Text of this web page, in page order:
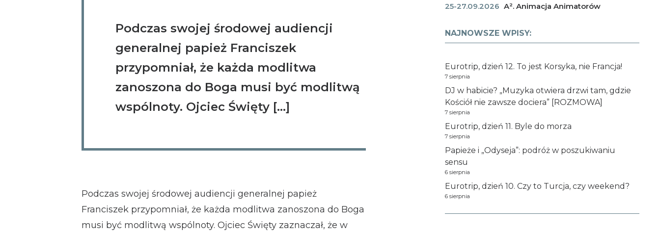
Podczas swojej środowej audiencji
generalnej papież Franciszek
przypomniał, że każda modlitwa
zanoszona do Boga musi być modlitwą
wspólnoty. Ojciec Święty […]
Podczas swojej środowej audiencji generalnej papież
Franciszek przypomniał, że każda modlitwa zanoszona do Boga
musi być modlitwą wspólnoty. Ojciec Święty zaznaczał, że w
25-27.09.2026 A². Animacja Animatorów
NAJNOWSZE WPISY:
Eurotrip, dzień 12. To jest Korsyka, nie Francja!
7 sierpnia
DJ w habicie? „Muzyka otwiera drzwi tam, gdzie
Kościół nie zawsze dociera” [ROZMOWA]
7 sierpnia
Eurotrip, dzień 11. Byle do morza
7 sierpnia
Papieże i „Odyseja”: podróż w poszukiwaniu
sensu
6 sierpnia
Eurotrip, dzień 10. Czy to Turcja, czy weekend?
6 sierpnia